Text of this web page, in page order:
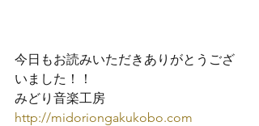
今日もお読みいただきありがとうござ
いました！！
http://midoriongakukobo.com